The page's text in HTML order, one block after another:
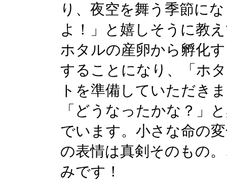
り、夜空を舞う季節に
よ！」と嬉しそうに教
ホタルの産卵から孵化
することになり、「ホ
トを準備していただき
「どうなったかな？」
でいます。小さな命の
の表情は真剣そのもの
みです！